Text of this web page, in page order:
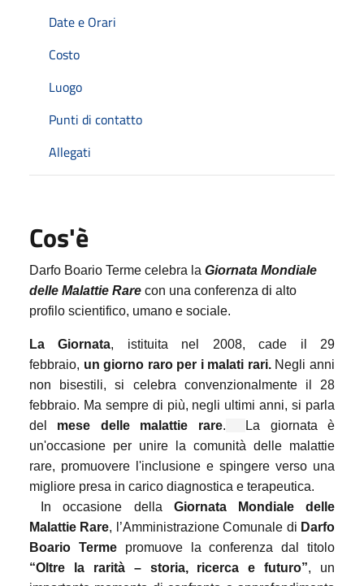
Date e Orari
Costo
Luogo
Punti di contatto
Allegati
Cos'è
Darfo Boario Terme celebra la Giornata Mondiale
delle Malattie Rare con una conferenza di alto
profilo scientifico, umano e sociale.
La Giornata, istituita nel 2008, cade il 29
febbraio, un giorno raro per i malati rari.Negli anni
non bisestili, si celebra convenzionalmente il 28
febbraio. Ma sempre di più, negli ultimi anni, si parla
del mese delle malattie rare.
La giornata è
un'occasione per unire la comunità delle malattie
rare, promuovere l'inclusione e spingere verso una
migliore presa in carico diagnostica e terapeutica.
In occasione della Giornata Mondiale delle
Malattie Rare, l’Amministrazione Comunale di Darfo
Boario Termepromuove la conferenza dal titolo
“Oltre la rarità – storia, ricerca e futuro”, un